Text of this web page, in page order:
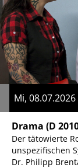
Mi,
Drama (D
Der tätowierte
unspezifischen
Dr. Philipp